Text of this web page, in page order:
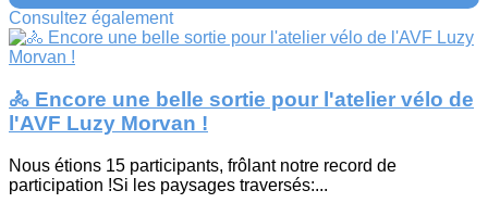
Consultez également
🚴 Encore une belle sortie pour l'atelier vélo de
l'AVF Luzy Morvan !
Nous étions 15 participants, frôlant notre record de
participation !Si les paysages traversés:...